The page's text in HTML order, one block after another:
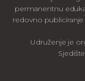
permanentnu
redovno
Udruženje je